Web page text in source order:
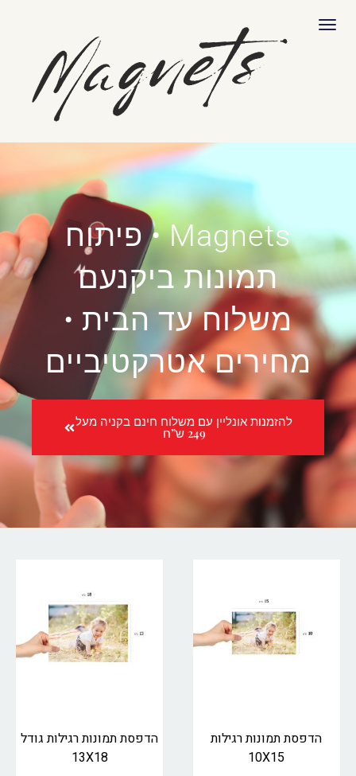
תפריט
Magnets • פיתוח
תמונות ביקנעם
משלוח עד הבית •
מחירים אטרקטיביים
להזמנות אונליין עם משלוח חינם בקניה מעל
249 ש”ח
הדפסת תמונות רגילות
10X15
הדפסת תמונות רגילות גודל
13X18